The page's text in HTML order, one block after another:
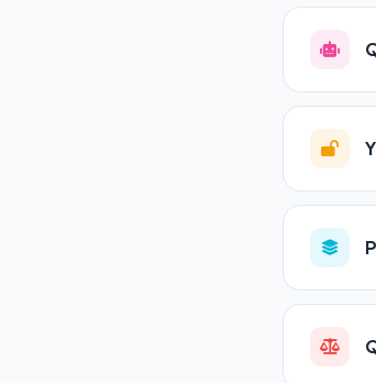
La
votre
LeSEO
GEO
Gemini
deux
Aucun
en un
pas de
Oui !